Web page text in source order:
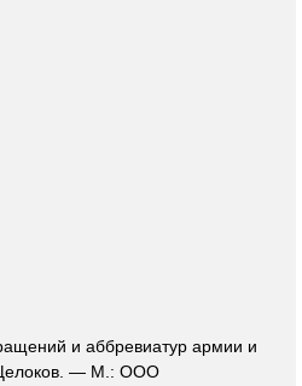
и аббревиатур армии и
— М.: ООО